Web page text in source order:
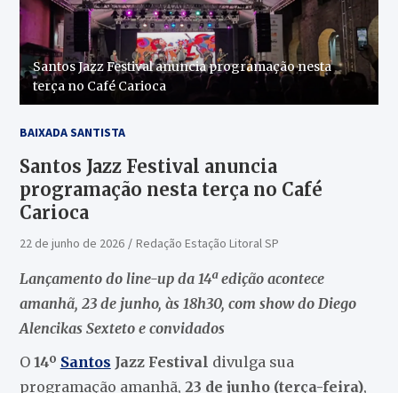
Santos Jazz Festival anuncia programação nesta
terça no Café Carioca
BAIXADA SANTISTA
Santos Jazz Festival anuncia
programação nesta terça no Café
Carioca
22 de junho de 2026 Redação Estação Litoral SP
Lançamento do line-up da 14ª edição acontece
amanhã, 23 de junho, às 18h30, com show do Diego
Alencikas Sexteto e convidados
O 14º Santos Jazz Festival divulga sua
programação amanhã, 23 de junho (terça-feira),